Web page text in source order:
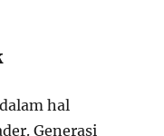
hal
Generasi